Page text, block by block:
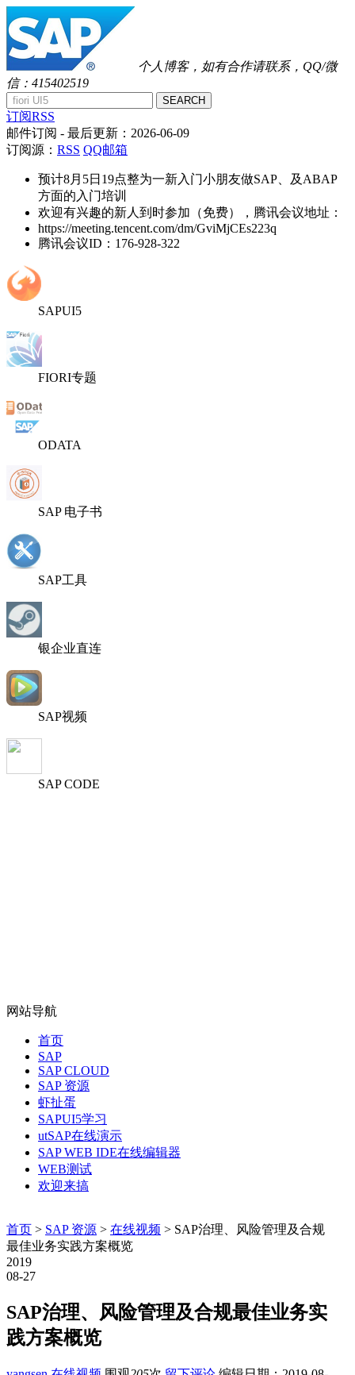
个人博客，如有合作请联系，QQ/微
信：415402519
SEARCH
订阅RSS
邮件订阅 - 最后更新： 2026-06-09
订阅源： RSS QQ邮箱
预计8月5日19点整为一新入门小朋友做SAP、及ABAP
方面的入门培训
欢迎有兴趣的新人到时参加（免费），腾讯会议地址：
https://meeting.tencent.com/dm/GviMjCEs223q
腾讯会议ID：176-928-322
SAPUI5
FIORI专题
ODATA
SAP 电子书
SAP工具
银企业直连
SAP视频
SAP CODE
网站导航
首页
SAP
SAP CLOUD
SAP 资源
虾扯蛋
SAPUI5学习
utSAP在线演示
SAP WEB IDE在线编辑器
WEB测试
欢迎来搞
首页 > SAP 资源 > 在线视频 > SAP治理、风险管理及合规
最佳业务实践方案概览
2019
08-27
SAP治理、风险管理及合规最佳业务实
践方案概览